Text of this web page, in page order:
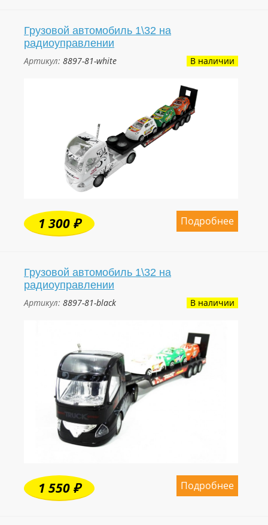
Грузовой автомобиль 1\32 на
радиоуправлении
Артикул: 8897-81-white В наличии
Подробнее
1 300 ₽
Грузовой автомобиль 1\32 на
радиоуправлении
Артикул: 8897-81-black В наличии
Подробнее
1 550 ₽